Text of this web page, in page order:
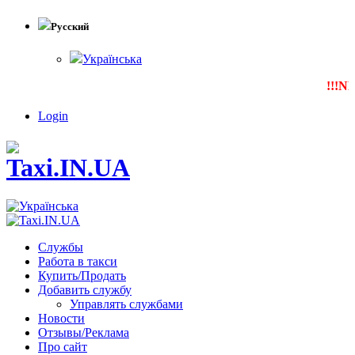
Русский
Українська
!!!NEW
Login
Службы
Работа в такси
Купить/Продать
Добавить службу
Управлять службами
Новости
Отзывы/Реклама
Про сайт